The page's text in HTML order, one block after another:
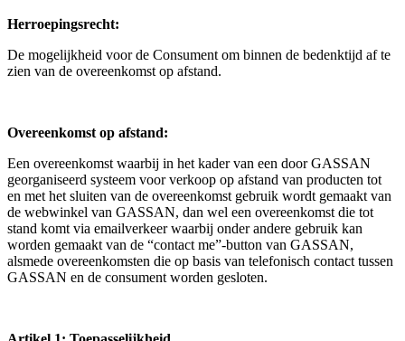
Herroepingsrecht:
De mogelijkheid voor de Consument om binnen de bedenktijd af te
zien van de overeenkomst op afstand.
Overeenkomst op afstand:
Een overeenkomst waarbij in het kader van een door GASSAN
georganiseerd systeem voor verkoop op afstand van producten tot
en met het sluiten van de overeenkomst gebruik wordt gemaakt van
de webwinkel van GASSAN, dan wel een overeenkomst die tot
stand komt via emailverkeer waarbij onder andere gebruik kan
worden gemaakt van de “contact me”-button van GASSAN,
alsmede overeenkomsten die op basis van telefonisch contact tussen
GASSAN en de consument worden gesloten.